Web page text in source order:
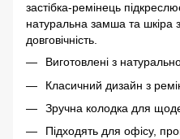
застібка-ремінець
натуральна замша та шкіра
довговічність.
Виготовлені з
Класичний дизайн з
Зручна колодка для
Підходять для офісу,